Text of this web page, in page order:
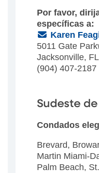
Por favor,
específicas a:
(Email)
Karen
5011 Gate
Jacksonville,
(904) 407-2187
Sudeste
Condados
Brevard,
Martin Miami-
Palm Beach,